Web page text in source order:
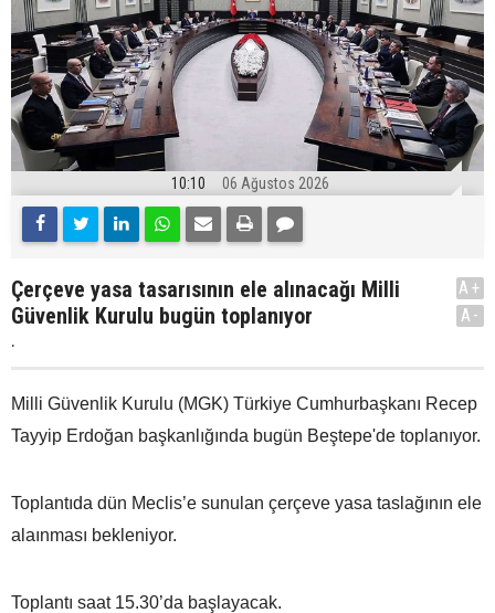
10:10 06 Ağustos 2026
Çerçeve yasa tasarısının ele alınacağı Milli
Güvenlik Kurulu bugün toplanıyor
.
A+
A-
Milli Güvenlik Kurulu (MGK) Türkiye Cumhurbaşkanı Recep
Tayyip Erdoğan başkanlığında bugün Beştepe'de toplanıyor.
Toplantıda dün Meclis’e sunulan çerçeve yasa taslağının ele
alaınması bekleniyor.
Toplantı saat 15.30’da başlayacak.